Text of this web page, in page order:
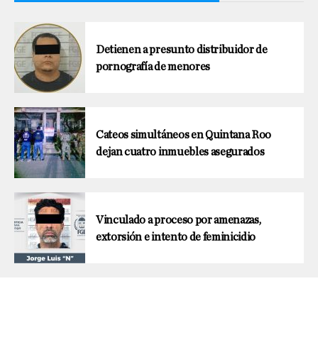
Detienen a presunto distribuidor de
pornografía de menores
Cateos simultáneos en Quintana Roo
dejan cuatro inmuebles asegurados
Vinculado a proceso por amenazas,
extorsión e intento de feminicidio